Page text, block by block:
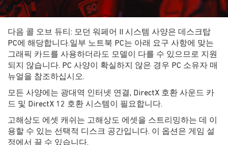
다음 콜 오브 듀티: 모던 워페어 II 시스템 사양은 데스크탑
PC에 해당합니다.일부 노트북 PC는 아래 요구 사항에 맞는
그래픽 카드를 사용하더라도 모델이 다를 수 있으므로 지원
되지 않습니다. PC 사양이 확실하지 않은 경우 PC 소유자 매
뉴얼을 참조하십시오.
모든 사양에는 광대역 인터넷 연결, DirectX 호환 사운드 카
드 및 DirectX 12 호환 시스템이 필요합니다.
고해상도 에셋 캐쉬는 고해상도 에셋을 스트리밍하는 데 이
용할 수 있는 선택적 디스크 공간입니다. 이 옵션은 게임 설
정에서 끌 수 있습니다.